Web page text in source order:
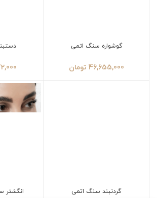
گوشواره سنگ اتمی
46,655,000 تومان
گردنبند سنگ اتمی انگشتر